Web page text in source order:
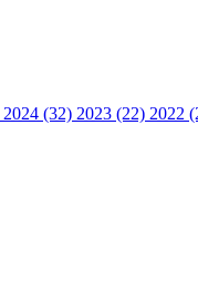
2024 (32) 2023 (22) 2022